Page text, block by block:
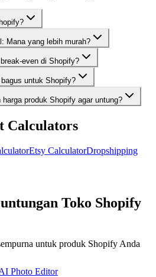
Mana yang lebih murah?
even di Shopify?
untuk Shopify?
produk Shopify agar untung?
Calculators
Etsy CalculatorDropshipping
Toko Shopify
untuk produk Shopify Anda
Photo Editor